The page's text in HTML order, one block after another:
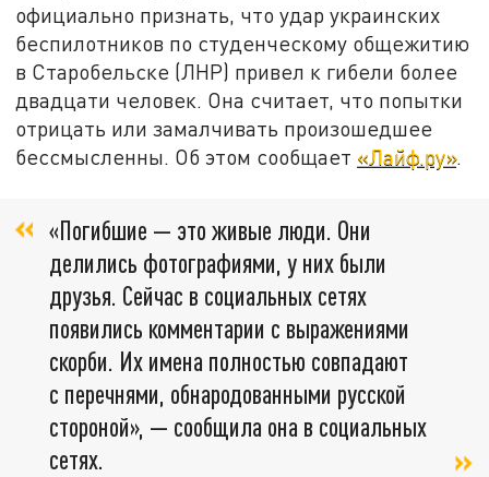
официально признать, что удар украинских
беспилотников по студенческому общежитию
в Старобельске (ЛНР) привел к гибели более
двадцати человек. Она считает, что попытки
отрицать или замалчивать произошедшее
бессмысленны. Об этом сообщает «Лайф.ру».
«Погибшие — это живые люди. Они
делились фотографиями, у них были
друзья. Сейчас в социальных сетях
появились комментарии с выражениями
скорби. Их имена полностью совпадают
с перечнями, обнародованными русской
стороной», — сообщила она в социальных
сетях.